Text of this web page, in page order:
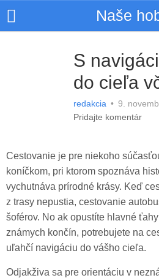
Naše
S
do cieľa
redakcia • 9.
Pridajte komentár
Cestovanie je pre niekoho
koníčkom, pri ktorom spoznáva
vychutnáva prírodné krásy. Keď
z trasy nepustia, cestovanie
šoférov. No ak opustíte hlavné
známych končín, potrebujete na
uľahčí navigáciu do vášho cieľa.
Odjakživa sa pre orientáciu v